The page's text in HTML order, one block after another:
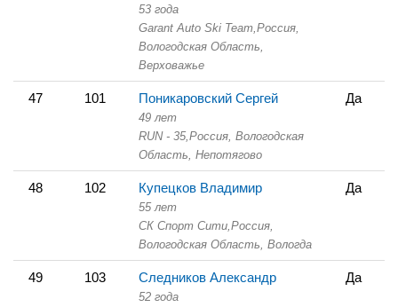
53 года
Garant Auto Ski Team, Россия,
Вологодская Область,
Верховажье
47 101 Поникаровский Сергей
49 лет
RUN - 35, Россия, Вологодская
Область, Непотягово
Да
48 102 Купецков Владимир
55 лет
СК Спорт Сити, Россия,
Вологодская Область, Вологда
Да
49 103 Следников Александр
52 года
Да